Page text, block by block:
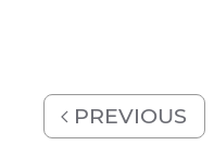
PREVIOUS